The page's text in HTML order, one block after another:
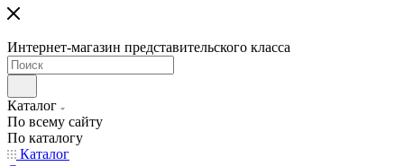
Интернет-магазин представительского класса
Каталог
По всему сайту
По каталогу
Каталог